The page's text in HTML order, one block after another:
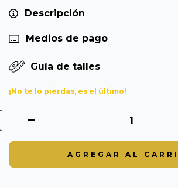
Descripción
Medios de pago
Guía de talles
¡No te lo pierdas, es el último!